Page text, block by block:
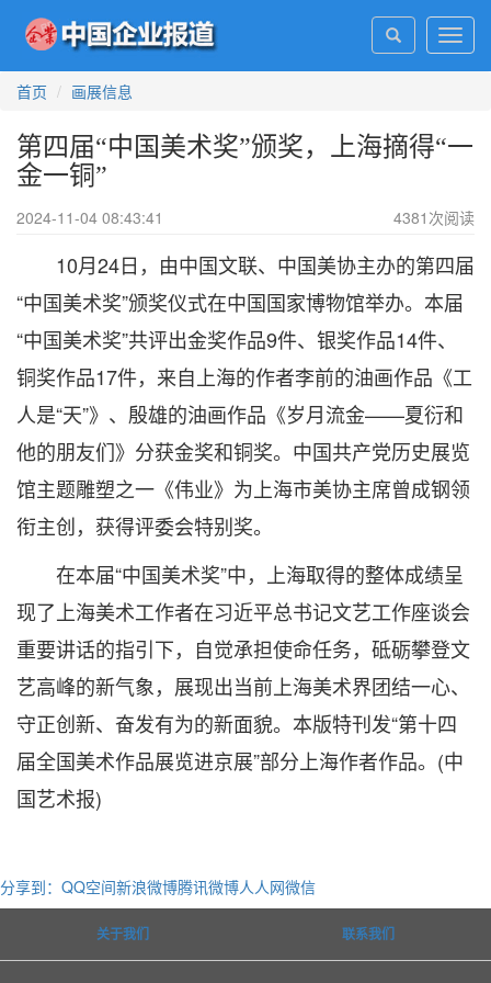
首页
画展信息
第四届“中国美术奖”颁奖，上海摘得“一
金一铜”
2024-11-04 08:43:41 4381 次阅读
10月24日，由中国文联、中国美协主办的第四届
“中国美术奖”颁奖仪式在中国国家博物馆举办。本届
“中国美术奖”共评出金奖作品9件、银奖作品14件、
铜奖作品17件，来自上海的作者李前的油画作品《工
人是“天”》、殷雄的油画作品《岁月流金——夏衍和
他的朋友们》分获金奖和铜奖。中国共产党历史展览
馆主题雕塑之一《伟业》为上海市美协主席曾成钢领
衔主创，获得评委会特别奖。
在本届“中国美术奖”中，上海取得的整体成绩呈
现了上海美术工作者在习近平总书记文艺工作座谈会
重要讲话的指引下，自觉承担使命任务，砥砺攀登文
艺高峰的新气象，展现出当前上海美术界团结一心、
守正创新、奋发有为的新面貌。本版特刊发“第十四
届全国美术作品展览进京展”部分上海作者作品。(中
国艺术报)
分享到： QQ空间新浪微博腾讯微博人人网微信
关于我们 联系我们